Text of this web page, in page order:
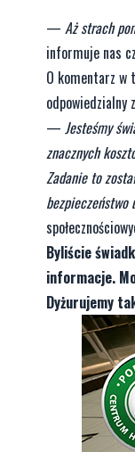
— Aż strach
informuje nas
O komentarz w
odpowiedzialny
— Jesteśmy
znacznych
Zadanie to
bezpieczeństwo
Byliście
informacje.
Dyżurujemy